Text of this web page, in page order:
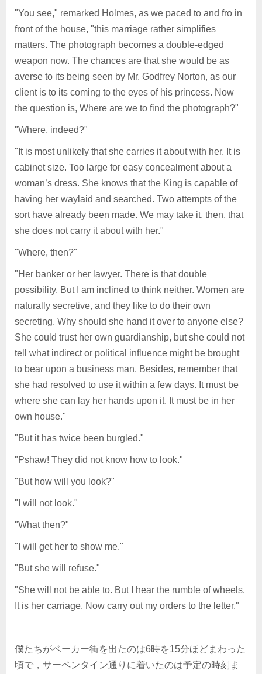
"You see," remarked Holmes, as we paced to and fro in
front of the house, "this marriage rather simplifies
matters. The photograph becomes a double-edged
weapon now. The chances are that she would be as
averse to its being seen by Mr. Godfrey Norton, as our
client is to its coming to the eyes of his princess. Now
the question is, Where are we to find the photograph?"
"Where, indeed?"
"It is most unlikely that she carries it about with her. It is
cabinet size. Too large for easy concealment about a
woman’s dress. She knows that the King is capable of
having her waylaid and searched. Two attempts of the
sort have already been made. We may take it, then, that
she does not carry it about with her."
"Where, then?"
"Her banker or her lawyer. There is that double
possibility. But I am inclined to think neither. Women are
naturally secretive, and they like to do their own
secreting. Why should she hand it over to anyone else?
She could trust her own guardianship, but she could not
tell what indirect or political influence might be brought
to bear upon a business man. Besides, remember that
she had resolved to use it within a few days. It must be
where she can lay her hands upon it. It must be in her
own house."
"But it has twice been burgled."
"Pshaw! They did not know how to look."
"But how will you look?"
"I will not look."
"What then?"
"I will get her to show me."
"But she will refuse."
"She will not be able to. But I hear the rumble of wheels.
It is her carriage. Now carry out my orders to the letter."
僕たちがベーカー街を出たのは6時を15分ほどまわった
頃で，サーペンタイン通りに着いたのは予定の時刻ま